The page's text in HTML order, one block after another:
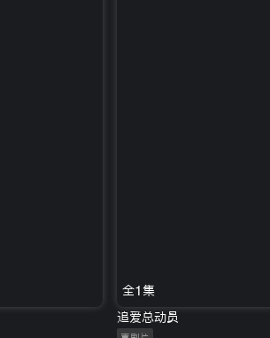
全1集
追爱总动员